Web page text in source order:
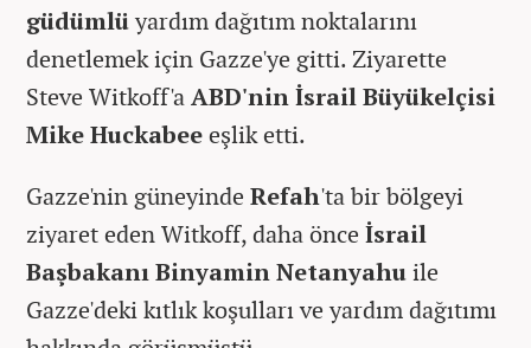
güdümlüyardım dağıtım noktalarını
denetlemek için Gazze'ye gitti. Ziyarette
Steve Witkoff'aABD'ninİsrail Büyükelçisi
Mike Huckabeeeşlik etti.
Gazze'nin güneyinde Refah'ta bir bölgeyi
ziyaret eden Witkoff, daha önce İsrail
Başbakanı Binyamin Netanyahuile
Gazze'deki kıtlık koşulları ve yardım dağıtımı